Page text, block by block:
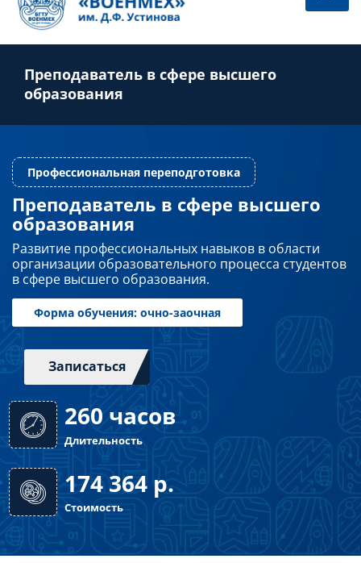
Абитуриентам
Студентам
Преподавателям
Слушателям
Партнерам
НИОКР
Преподаватель в сфере высшего
образования
Профессиональная переподготовка
Преподаватель в сфере высшего
образования
Развитие профессиональных навыков в области
организации образовательного процесса студентов
в сфере высшего образования.
Форма обучения: очно-заочная
Записаться